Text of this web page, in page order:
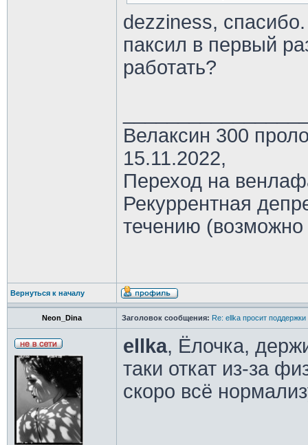
dezziness,
паксил в первый
работать?
Велаксин 300
15.11.2022,
Переход на
Рекуррентная
течению
Вернуться к началу
Neon_Dina Заголовок сообщения: Re: ellka просит поддержки
ellka, Ëлочка,
таки откат из-за
скоро всё